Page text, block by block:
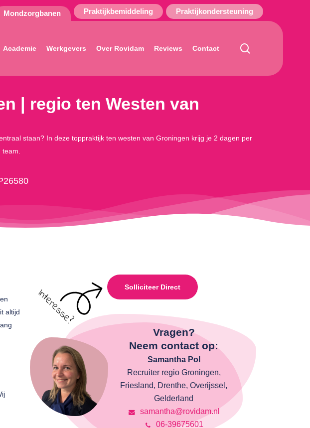
Mondzorgbanen Praktijkbemiddeling Praktijkondersteuning
Academie Werkgevers Over Rovidam Reviews Contact
| regio ten Westen van
staan? In deze toppraktijk ten westen van Groningen krijg je 2 dagen per
altijd
Solliciteer Direct
Vragen?
Neem contact op:
Samantha Pol
Recruiter regio Groningen,
Friesland, Drenthe, Overijssel,
Gelderland
samantha@rovidam.nl
06-39675601